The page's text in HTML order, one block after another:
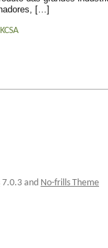
[…]
7.0.3 and No-frills Theme